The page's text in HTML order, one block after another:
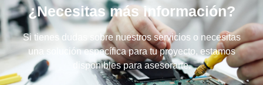
¿Necesitas más información?
Si tienes dudas sobre nuestros servicios o necesitas
una solución específica para tu proyecto, estamos
disponibles para asesorarte.